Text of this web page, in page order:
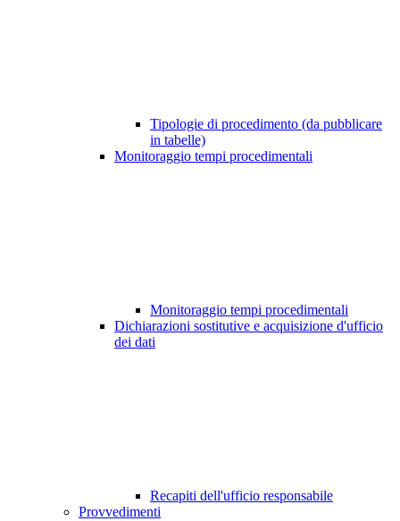
Tipologie di procedimento (da pubblicare
in tabelle)
Monitoraggio tempi procedimentali
Monitoraggio tempi procedimentali
Dichiarazioni sostitutive e acquisizione d'ufficio
dei dati
Recapiti dell'ufficio responsabile
Provvedimenti